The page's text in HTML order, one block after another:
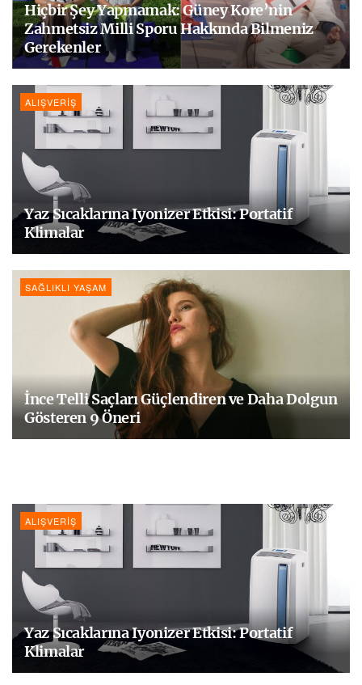
Hiçbir Şey Yapmamak: Güney Kore’nin
Zahmetsiz Milli Sporu Hakkında Bilmeniz
Gerekenler
ALIŞVERIŞ
Yaz Sıcaklarına Iyonizer Etkisi: Portatif
Klimalar
SAĞLIKLI YAŞAM
İnce Telli Saçları Güçlendiren ve Daha Dolgun
Gösteren 9 Öneri
ALIŞVERIŞ
Yaz Sıcaklarına Iyonizer Etkisi: Portatif
Klimalar